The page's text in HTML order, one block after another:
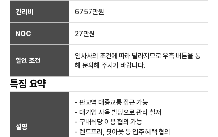
관리비 6757만원
NOC 27만원
할인 조건
임차사의 조건에 따라 달라지므로 우측 버튼을 통
해 문의해 주시기 바랍니다.
특징 요약
설명
- 판교역 대중교통 접근 가능
- 대기업 사옥 빌딩으로 관리 철저
- 구내식당 이용 협의 가능
- 렌트프리, 핏아웃 등 입주 혜택 협의